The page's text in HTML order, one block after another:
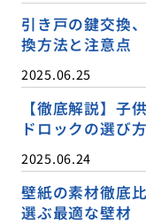
引き戸の鍵交換
換方法と注意点
2025.06.25
【徹底解説】子
ドロックの選び
2025.06.24
壁紙の素材徹底
選ぶ最適な壁材